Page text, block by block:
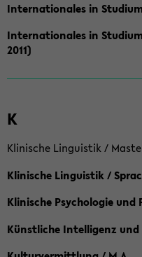
Internationales in
Internationales in
2011)
K
Klinische Linguistik /
Klinische Linguistik /
Klinische Psychologie und
Künstliche Intelligenz